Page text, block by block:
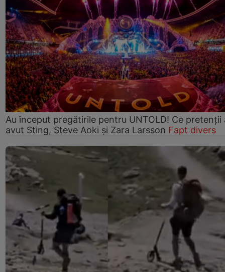
Au început pregătirile pentru UNTOLD! Ce pretenții
avut Sting, Steve Aoki și Zara Larsson Fapt divers